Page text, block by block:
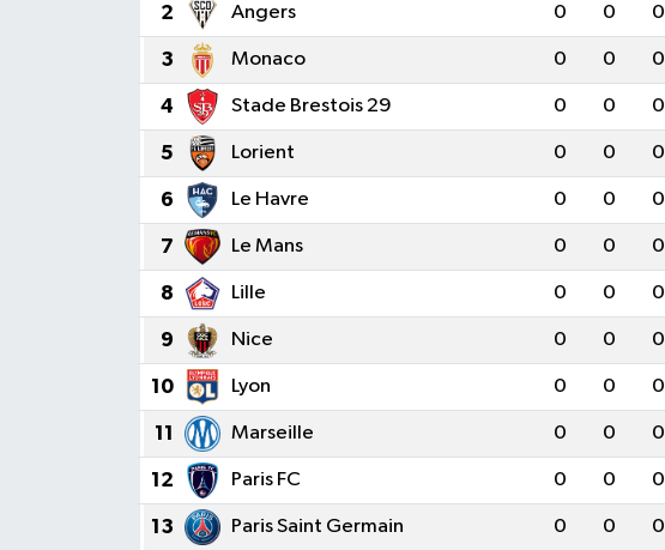
2 Angers 0 0 0
3 Monaco 0 0 0
4 Stade Brestois 29 0 0 0
5 Lorient 0 0 0
6 Le Havre 0 0 0
7 Le Mans 0 0 0
8 Lille 0 0 0
9 Nice 0 0 0
10 Lyon 0 0 0
11 Marseille 0 0 0
12 Paris FC 0 0 0
13 Paris Saint Germain 0 0 0
KEMERBURGAZ
KÜLTÜR - SANAT
MAGAZİN
ÖZEL HABER
TEKNOLOJİ
TİCARET